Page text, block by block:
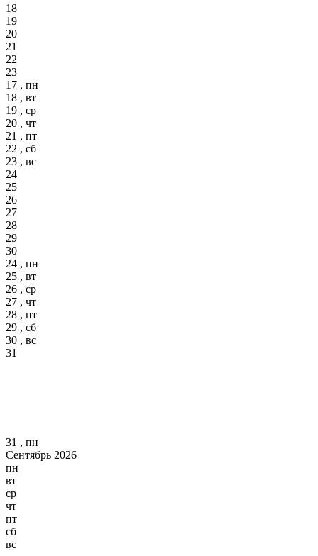
18
19
20
21
22
23
17 , пн
18 , вт
19 , ср
20 , чт
21 , пт
22 , сб
23 , вс
24
25
26
27
28
29
30
24 , пн
25 , вт
26 , ср
27 , чт
28 , пт
29 , сб
30 , вс
31
31 , пн
Сентябрь 2026
пн
вт
ср
чт
пт
сб
вс